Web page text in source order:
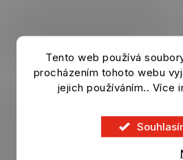
Tento web používá
procházením tohoto webu
jejich používáním.. Více